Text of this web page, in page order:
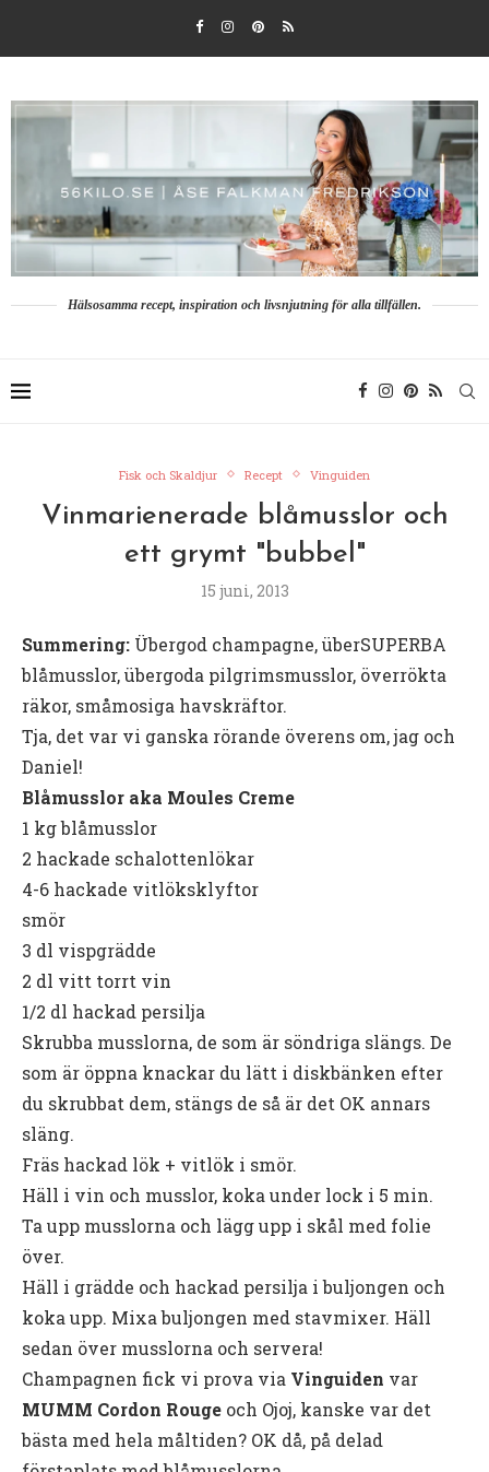
Hälsosamma recept, inspiration och livsnjutning för alla tillfällen.
Fisk och Skaldjur Recept Vinguiden
Vinmarienerade blåmusslor och
ett grymt "bubbel"
15 juni, 2013
Summering: Übergod champagne, überSUPERBA
blåmusslor, übergoda pilgrimsmusslor, överrökta
räkor, småmosiga havskräftor.
Tja, det var vi ganska rörande överens om, jag och
Daniel!
Blåmusslor aka Moules Creme
1 kg blåmusslor
2 hackade schalottenlökar
4-6 hackade vitlöksklyftor
smör
3 dl vispgrädde
2 dl vitt torrt vin
1/2 dl hackad persilja
Skrubba musslorna, de som är söndriga slängs. De
som är öppna knackar du lätt i diskbänken efter
du skrubbat dem, stängs de så är det OK annars
släng.
Fräs hackad lök + vitlök i smör.
Häll i vin och musslor, koka under lock i 5 min.
Ta upp musslorna och lägg upp i skål med folie
över.
Häll i grädde och hackad persilja i buljongen och
koka upp. Mixa buljongen med stavmixer. Häll
sedan över musslorna och servera!
Champagnen fick vi prova via Vinguiden var
MUMM Cordon Rouge och Ojoj, kanske var det
bästa med hela måltiden? OK då, på delad